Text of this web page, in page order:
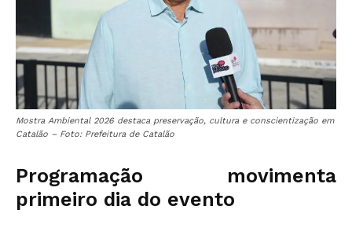
Mostra Ambiental 2026 destaca preservação, cultura e conscientização em
Catalão – Foto: Prefeitura de Catalão
Programação movimenta
primeiro dia do evento